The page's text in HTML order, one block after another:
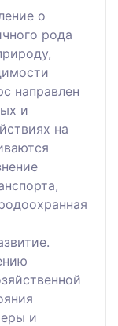
о
рода
направлен
и
на
и